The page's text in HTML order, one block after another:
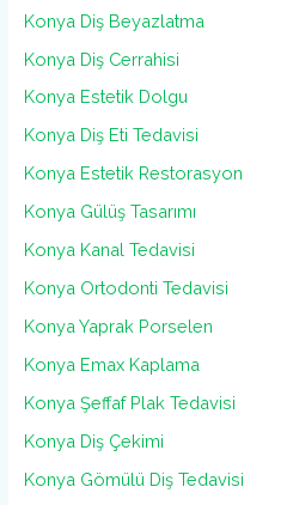
Konya Diş Beyazlatma
Konya Diş Cerrahisi
Konya Estetik Dolgu
Konya Diş Eti Tedavisi
Konya Estetik Restorasyon
Konya Gülüş Tasarımı
Konya Kanal Tedavisi
Konya Ortodonti Tedavisi
Konya Yaprak Porselen
Konya Emax Kaplama
Konya Şeffaf Plak Tedavisi
Konya Diş Çekimi
Konya Gömülü Diş Tedavisi